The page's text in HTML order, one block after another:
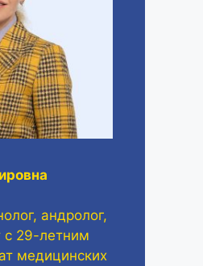
андролог,
с 29-летним
медицинских